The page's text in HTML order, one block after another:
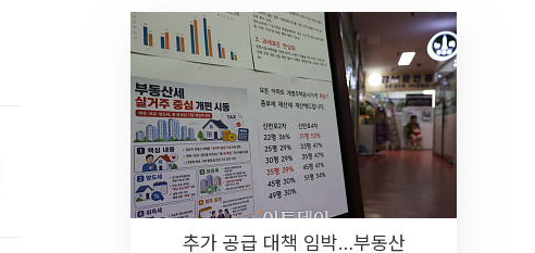
추가 공급 대책 임박…부동산